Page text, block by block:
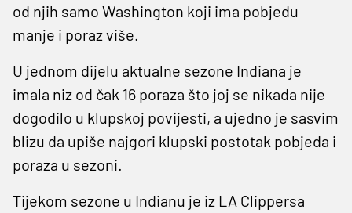
od njih samo Washington koji ima pobjedu
manje i poraz više.
U jednom dijelu aktualne sezone Indiana je
imala niz od čak 16 poraza što joj se nikada nije
dogodilo u klupskoj povijesti, a ujedno je sasvim
blizu da upiše najgori klupski postotak pobjeda i
poraza u sezoni.
Tijekom sezone u Indianu je iz LA Clippersa